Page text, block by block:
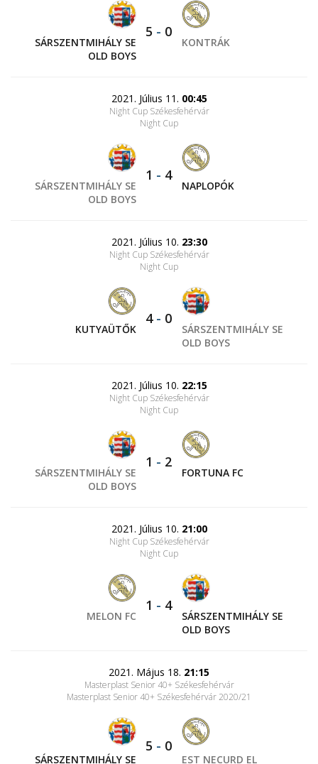
SÁRSZENTMIHÁLY SE
OLD BOYS
5 - 0
KONTRÁK
2021. Július 11. 00:45
Night Cup Székesfehérvár
Night Cup
SÁRSZENTMIHÁLY SE
OLD BOYS
1 - 4
NAPLOPÓK
2021. Július 10. 23:30
Night Cup Székesfehérvár
Night Cup
KUTYAÜTŐK
4- 0
SÁRSZENTMIHÁLY SE
OLD BOYS
2021. Július 10. 22:15
Night Cup Székesfehérvár
Night Cup
SÁRSZENTMIHÁLY SE
OLD BOYS
1 - 2
FORTUNA FC
2021. Július 10. 21:00
Night Cup Székesfehérvár
Night Cup
MELON FC
1 - 4
SÁRSZENTMIHÁLY SE
OLD BOYS
2021. Május 18. 21:15
Masterplast Senior 40+ Székesfehérvár
Masterplast Senior 40+ Székesfehérvár 2020/21
SÁRSZENTMIHÁLY SE
5 - 0
EST NECURD EL